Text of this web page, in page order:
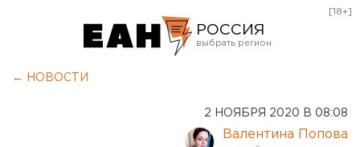
РОССИЯ
Курган
[18+]
← НОВОСТИ
2 НОЯБРЯ 2020 В 08:08
Валентина Попова